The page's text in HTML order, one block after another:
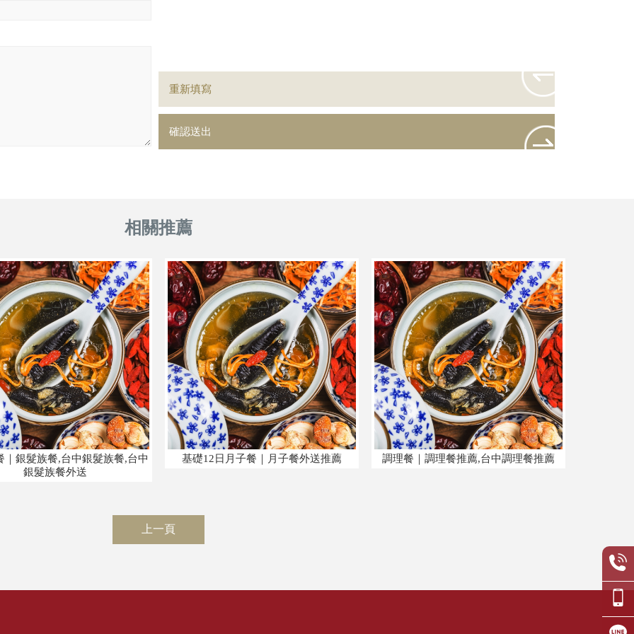
｜銀髮族餐,台中銀髮族餐,台中
銀髮族餐外送
基礎12日月子餐｜月子餐外送推薦 調理餐｜調理餐推薦,台中調理餐推薦
上一頁